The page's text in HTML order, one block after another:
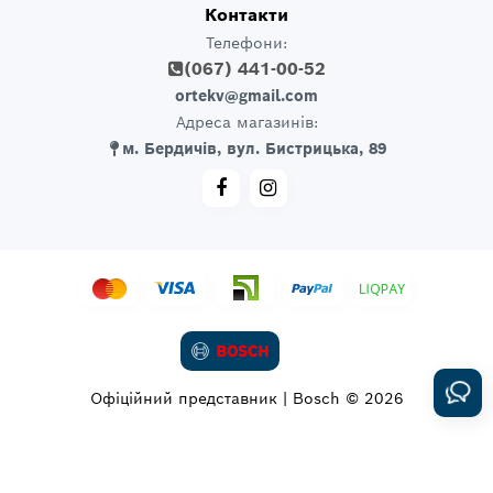
Контакти
Телефони:
(067) 441-00-52
ortekv@gmail.com
Адреса магазинів:
м. Бердичів, вул. Бистрицька, 89
Офіційний представник | Bosch © 2026